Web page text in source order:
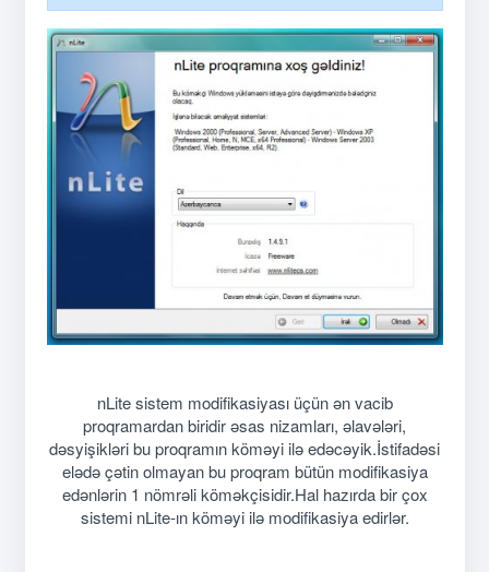
nLite sistem modifikasiyası üçün ən vacib
proqramardan biridir əsas nizamları, əlavələri,
dəsyişikləri bu proqramın köməyi ilə edəcəyik.İstifadəsi
elədə çətin olmayan bu proqram bütün modifikasiya
edənlərin 1 nömrəli köməkçisidir.Hal hazırda bir çox
sistemi nLite-ın köməyi ilə modifikasiya edirlər.